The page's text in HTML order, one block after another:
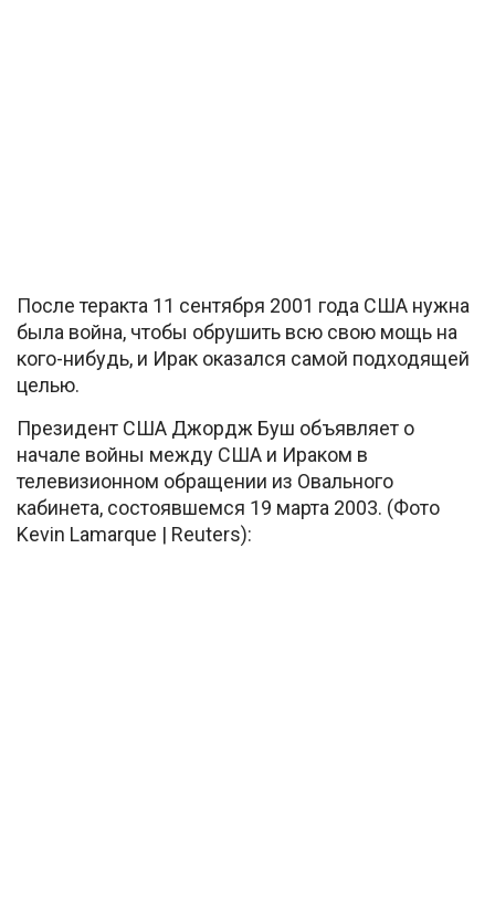
После теракта 11 сентября 2001 года США нужна
была война, чтобы обрушить всю свою мощь на
кого-нибудь, и Ирак оказался самой подходящей
целью.
Президент США Джордж Буш объявляет о
начале войны между США и Ираком в
телевизионном обращении из Овального
кабинета, состоявшемся 19 марта 2003. (Фото
Kevin Lamarque | Reuters):